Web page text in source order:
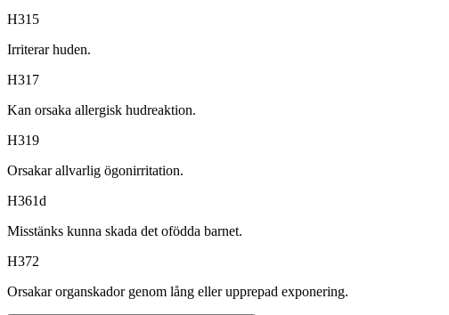
H315
Irriterar huden.
H317
Kan orsaka allergisk hudreaktion.
H319
Orsakar allvarlig ögonirritation.
H361d
Misstänks kunna skada det ofödda barnet.
H372
Orsakar organskador genom lång eller upprepad exponering.